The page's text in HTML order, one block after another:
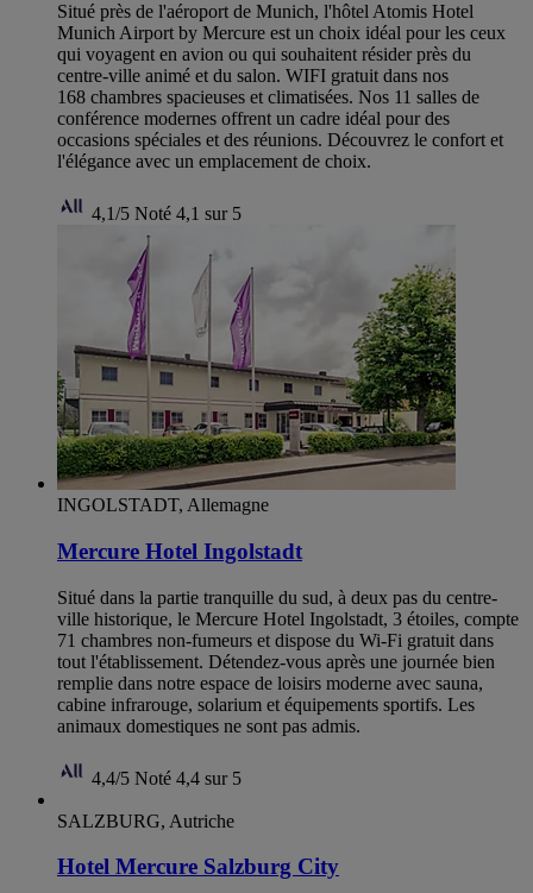
Situé près de l'aéroport de Munich, l'hôtel Atomis Hotel
Munich Airport by Mercure est un choix idéal pour les ceux
qui voyagent en avion ou qui souhaitent résider près du
centre-ville animé et du salon. WIFI gratuit dans nos
168 chambres spacieuses et climatisées. Nos 11 salles de
conférence modernes offrent un cadre idéal pour des
occasions spéciales et des réunions. Découvrez le confort et
l'élégance avec un emplacement de choix.
4,1/5 Noté 4,1 sur 5
INGOLSTADT, Allemagne
Mercure Hotel Ingolstadt
Situé dans la partie tranquille du sud, à deux pas du centre-
ville historique, le Mercure Hotel Ingolstadt, 3 étoiles, compte
71 chambres non-fumeurs et dispose du Wi-Fi gratuit dans
tout l'établissement. Détendez-vous après une journée bien
remplie dans notre espace de loisirs moderne avec sauna,
cabine infrarouge, solarium et équipements sportifs. Les
animaux domestiques ne sont pas admis.
4,4/5 Noté 4,4 sur 5
SALZBURG, Autriche
Hotel Mercure Salzburg City